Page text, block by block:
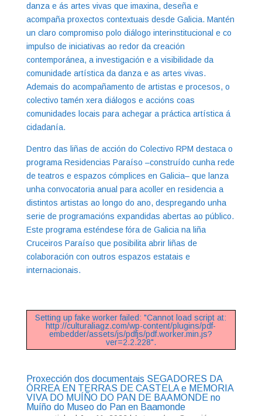
danza e ás artes vivas que imaxina, deseña e
acompaña proxectos contextuais desde Galicia. Mantén
un claro compromiso polo diálogo interinstitucional e co
impulso de iniciativas ao redor da creación
contemporánea, a investigación e a visibilidade da
comunidade artística da danza e as artes vivas.
Ademais do acompañamento de artistas e procesos, o
colectivo tamén xera diálogos e accións coas
comunidades locais para achegar a práctica artística á
cidadanía.
Dentro das liñas de acción do Colectivo RPM destaca o
programa Residencias Paraíso –construído cunha rede
de teatros e espazos cómplices en Galicia– que lanza
unha convocatoria anual para acoller en residencia a
distintos artistas ao longo do ano, despregando unha
serie de programacións expandidas abertas ao público.
Este programa esténdese fóra de Galicia na liña
Cruceiros Paraíso que posibilita abrir liñas de
colaboración con outros espazos estatais e
internacionais.
Setting up fake worker failed: "Cannot load script at:
http://culturaliagz.com/wp-content/plugins/pdf-
embedder/assets/js/pdfjs/pdf.worker.min.js?
ver=2.2.228".
Proxección dos documentais SEGADORES DA
ÓRREA EN TERRAS DE CASTELA e MEMORIA
VIVA DO MUÍÑO DO PAN DE BAAMONDE no
Muíño do Museo do Pan en Baamonde